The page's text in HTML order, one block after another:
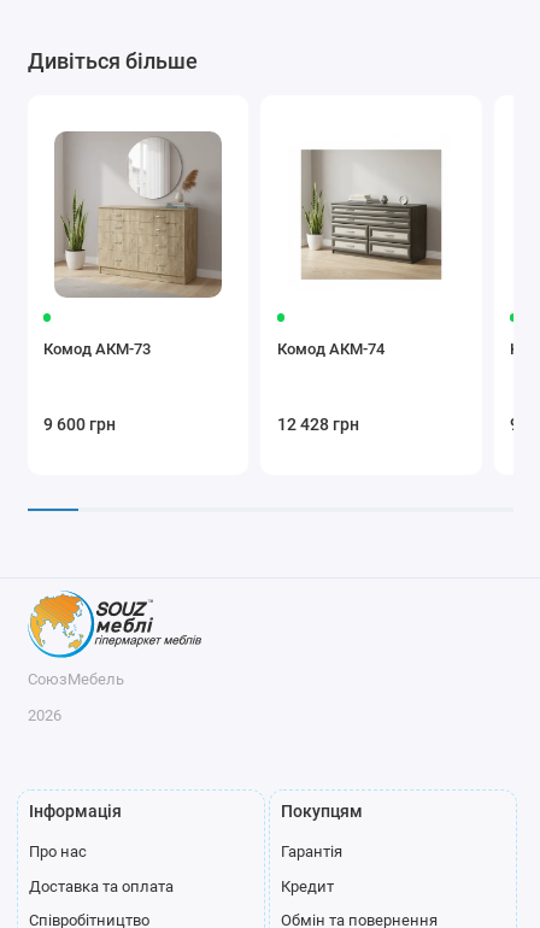
Дивіться більше
Комод АКМ-73
9 600 грн
Комод АКМ-74
12 428 грн 9
СоюзМебель
2026
Інформація
Про нас
Доставка та оплата
Співробітництво
Покупцям
Гарантія
Кредит
Обмін та повернення